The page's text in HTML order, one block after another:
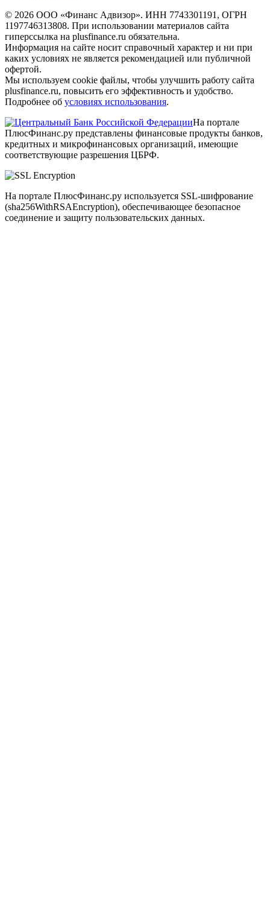
© 2026 ООО «Финанс Адвизор». ИНН 7743301191, ОГРН
1197746313808. При использовании материалов сайта
гиперссылка на plusfinance.ru обязательна.
Информация на сайте носит справочный характер и ни при
каких условиях не является рекомендацией или публичной
офертой.
Мы используем cookie файлы, чтобы улучшить работу сайта
plusfinance.ru, повысить его эффективность и удобство.
Подробнее об условиях использования.
На портале
ПлюсФинанс.ру представлены финансовые продукты банков,
кредитных и микрофинансовых организаций, имеющие
соответствующие разрешения ЦБРФ.
На портале ПлюсФинанс.ру используется SSL-шифрование
(sha256WithRSAEncryption), обеспечивающее безопасное
соединение и защиту пользовательских данных.